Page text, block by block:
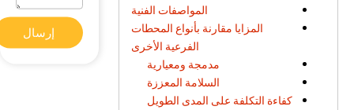
المواصفات الفنية
المزايا مقارنة بأنواع المحطات
الفرعية الأخرى
مدمجة ومعيارية
السلامة المعززة
كفاءة التكلفة على المدى الطويل
إرسال